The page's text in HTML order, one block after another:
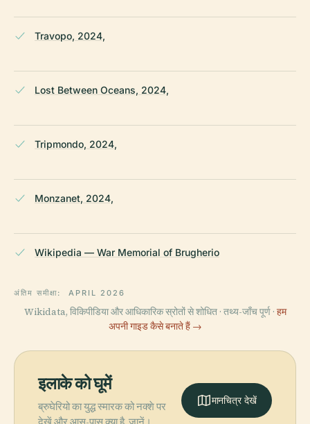
Travopo, 2024,
Lost Between Oceans, 2024,
Tripmondo, 2024,
Monzanet, 2024,
Wikipedia — War Memorial of Brugherio
अंतिम समीक्षा: APRIL 2026
Wikidata, विकिपीडिया और आधिकारिक स्रोतों से शोधित · तथ्य-जाँच पूर्ण · हम
अपनी गाइड कैसे बनाते हैं →
इलाके को घूमें
ब्रुघेरियो का युद्ध स्मारक को नक्शे पर
मानचित्र देखें